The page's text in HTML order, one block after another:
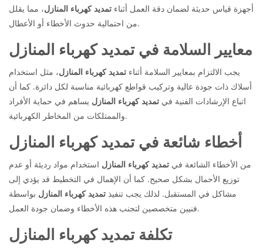
أجهزة قياس حديثة لضمان دقة العمل أثناء تمديد كهرباء المنازل، مما يقلل
من احتمالية حدوث الأخطاء أو الأعطال.
معايير السلامة في تمديد كهرباء المنازل
يجب الالتزام بمعايير السلامة أثناء تمديد كهرباء المنازل، مثل استخدام
أسلاك ذات جودة عالية وتركيب قواطع كهربائية مناسبة لكل دائرة. كما أن
اتباع الإرشادات الفنية في تمديد كهرباء المنازل يساهم في حماية الأفراد
والممتلكات من المخاطر الكهربائية.
أخطاء شائعة في تمديد كهرباء المنازل
من الأخطاء الشائعة في تمديد كهرباء المنازل استخدام مواد رديئة أو عدم
توزيع الأحمال بشكل صحيح. كما أن الإهمال في التخطيط قد يؤدي إلى
مشاكل في المستقبل. لذلك يجب تنفيذ تمديد كهرباء المنازل بواسطة
فنيين متخصصين لتجنب هذه الأخطاء وضمان جودة العمل.
تكلفة تمديد كهرباء المنازل